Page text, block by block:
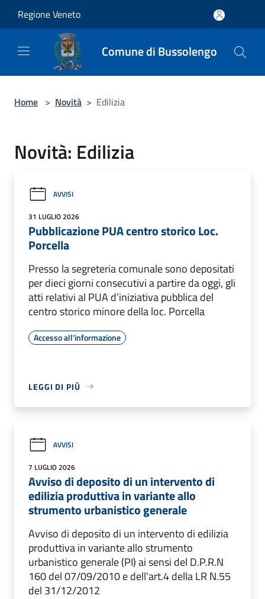
Regione Veneto
Comune di Bussolengo
Home > Novità > Edilizia
Novità: Edilizia
AVVISI
31 LUGLIO 2026
Pubblicazione PUA centro storico Loc.
Porcella
Presso la segreteria comunale sono depositati
per dieci giorni consecutivi a partire da oggi, gli
atti relativi al PUA d’iniziativa pubblica del
centro storico minore della loc. Porcella
Accesso all'informazione
LEGGI DI PIÙ
AVVISI
7 LUGLIO 2026
Avviso di deposito di un intervento di
edilizia produttiva in variante allo
strumento urbanistico generale
Avviso di deposito di un intervento di edilizia
produttiva in variante allo strumento
urbanistico generale (PI) ai sensi del D.P.R.N
160 del 07/09/2010 e dell'art.4 della LR N.55
del 31/12/2012